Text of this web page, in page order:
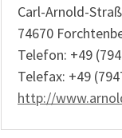
Carl-Arnold-
74670
Telefon: +49
Telefax: +49
http://